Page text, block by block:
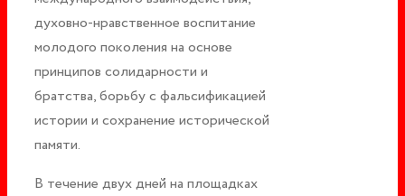
духовно-нравственное воспитание
молодого поколения на основе
принципов солидарности и
братства, борьбу с фальсификацией
истории и сохранение исторической
памяти.
В течение двух дней на площадках